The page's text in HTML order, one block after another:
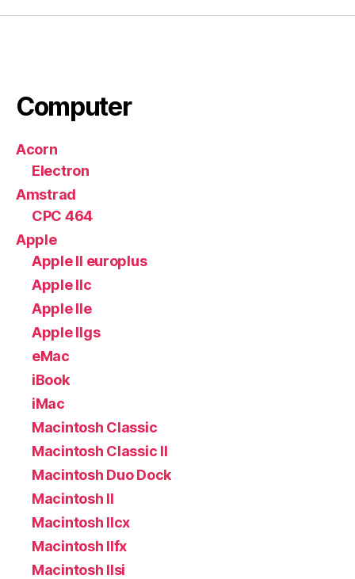
Computer
Acorn
Electron
Amstrad
CPC 464
Apple
Apple II europlus
Apple IIc
Apple IIe
Apple IIgs
eMac
iBook
iMac
Macintosh Classic
Macintosh Classic II
Macintosh Duo Dock
Macintosh II
Macintosh IIcx
Macintosh IIfx
Macintosh IIsi